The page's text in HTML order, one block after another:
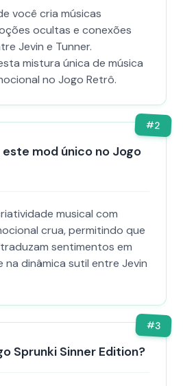
você cria músicas
ocultas e conexões
Jevin e Tunner.
mistura única de música
no Jogo Retrô.
#2
mod único no Jogo
musical com
crua, permitindo que
sentimentos em
na dinâmica sutil entre Jevin
#3
Sprunki Sinner Edition?